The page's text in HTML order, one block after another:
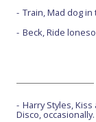
Train, Mad dog
Beck, Ride
Harry Styles, Kiss
Disco, occasionally.